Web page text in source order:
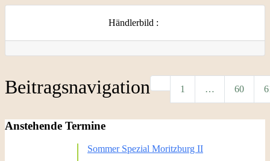
Händlerbild :
Beitragsnavigation Neuere Beiträge
1 … 60
Anstehende Termine
Sommer Spezial Moritzburg II